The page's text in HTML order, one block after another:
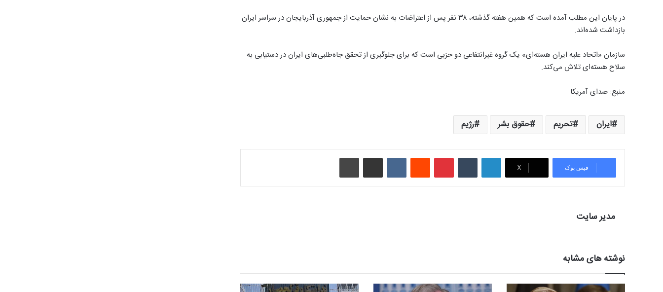
در پایان این مطلب آمده است که همین هفته گذشته، ۳۸ نفر پس از اعتراضات به نشان حمایت از جمهوری آذربایجان در سراسر ایران
بازداشت شده‌‌اند.
سازمان «اتحاد علیه ایران هسته‌ای» یک گروه غیرانتفاعی دو حزبی است که برای جلوگیری از تحقق جاه‌طلبی‌های ایران در دستیابی به
سلاح هسته‌ای تلاش می‌کند.
منبع:‌ صدای آمریکا
ایران تحریم حقوق بشر رژیم
فیس بوک X
لینکدین ‫پین‌ترست ‫رددیت اشتراک گذاری از طریق ایمیل
مدیر سایت
نوشته های مشابه